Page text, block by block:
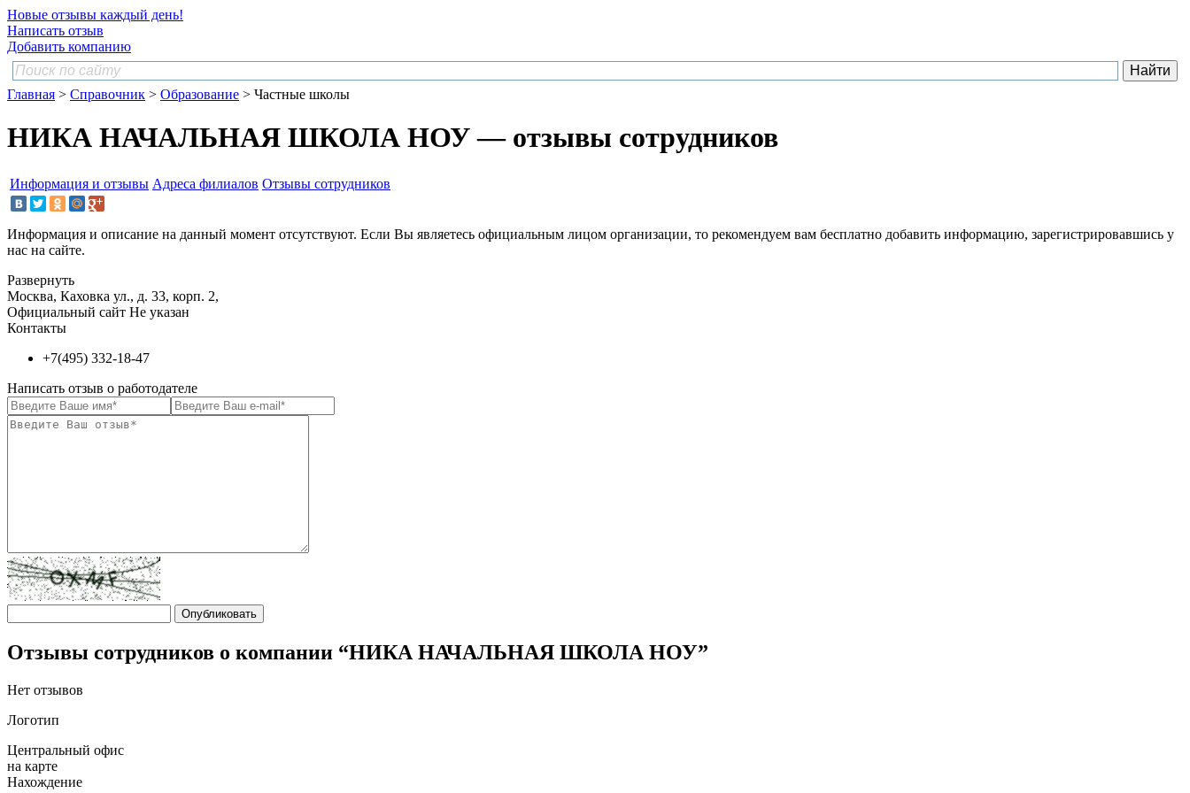
Новые отзывы каждый день!
Написать отзыв
Добавить компанию
Главная > Справочник > Образование > Частные школы
НИКА НАЧАЛЬНАЯ ШКОЛА НОУ — отзывы сотрудников
Информация и отзывы Адреса филиалов Отзывы сотрудников
Информация и описание на данный момент отсутствуют. Если Вы являетесь официальным лицом организации, то рекомендуем вам бесплатно добавить информацию, зарегистрировавшись у
нас на сайте.
Развернуть
Москва, Каховка ул., д. 33, корп. 2,
Официальный сайт Не указан
Контакты
+7(495) 332-18-47
Написать отзыв о работодателе
Отзывы сотрудников о компании “НИКА НАЧАЛЬНАЯ ШКОЛА НОУ”
Нет отзывов
Логотип
Центральный офис
на карте
Нахождение